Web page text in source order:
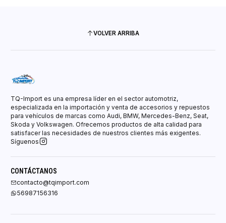
VOLVER ARRIBA
TQ-Import es una empresa líder en el sector automotriz,
especializada en la importación y venta de accesorios y repuestos
para vehículos de marcas como Audi, BMW, Mercedes-Benz, Seat,
Skoda y Volkswagen. Ofrecemos productos de alta calidad para
satisfacer las necesidades de nuestros clientes más exigentes.
Síguenos
CONTÁCTANOS
contacto@tqimport.com
56987156316